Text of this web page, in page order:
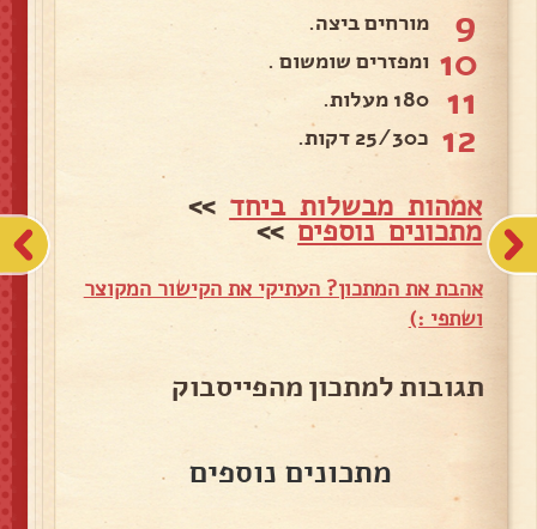
9 מורחים ביצה.
10 ומפזרים שומשום .
11 180 מעלות.
12 כ25/30 דקות.
אמהות מבשלות ביחד >>
מתכונים נוספים>>
אהבת את המתכון? העתיקי את הקישור המקוצר
ושתפי :)
תגובות למתכון מהפייסבוק
מתכונים נוספים